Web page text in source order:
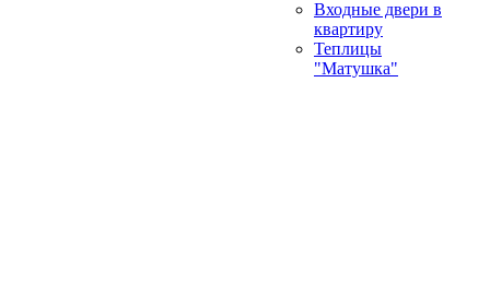
Входные двери в
квартиру
Теплицы
"Матушка"